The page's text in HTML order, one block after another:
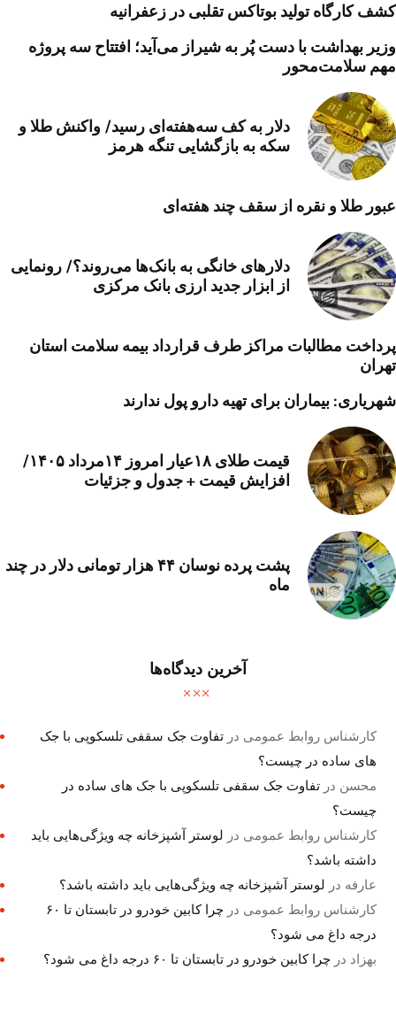
کشف کارگاه تولید بوتاکس تقلبی در زعفرانیه
وزیر بهداشت با دست پُر به شیراز می‌آید؛ افتتاح سه پروژه
مهم سلامت‌محور
دلار به کف سه‌هفته‌ای رسید/ واکنش طلا و
سکه به بازگشایی تنگه هرمز
عبور طلا و نقره از سقف چند هفته‌ای
دلارهای خانگی به بانک‌ها می‌روند؟/ رونمایی
از ابزار جدید ارزی بانک مرکزی
پرداخت مطالبات مراکز طرف قرارداد بیمه سلامت استان
تهران
شهریاری: بیماران برای تهیه دارو پول ندارند
قیمت طلای ۱۸عیار امروز ۱۴مرداد ۱۴۰۵/
افزایش قیمت + جدول و جزئیات
پشت پرده نوسان ۴۴ هزار تومانی دلار در چند
ماه
آخرین دیدگاه‌ها
کارشناس روابط عمومی درتفاوت جک سقفی تلسکوپی با جک
های ساده در چیست؟
محسن درتفاوت جک سقفی تلسکوپی با جک های ساده در
چیست؟
کارشناس روابط عمومی در لوستر آشپزخانه چه ویژگی‌هایی باید
داشته باشد؟
عارفه در لوستر آشپزخانه چه ویژگی‌هایی باید داشته باشد؟
کارشناس روابط عمومی در
چرا کابین خودرو در تابستان تا ۶۰
درجه داغ می شود؟
بهزاد درچرا کابین خودرو در تابستان تا ۶۰ درجه داغ می شود؟